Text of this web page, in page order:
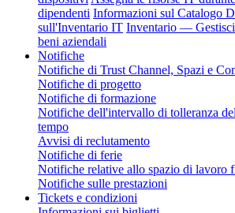
dipendenti Informazioni sul Catalogo
sull'Inventario IT Inventario —
beni aziendali
Notifiche
Notifiche di Trust Channel, Spazi e
Notifiche di progetto
Notifiche di formazione
Notifiche dell'intervallo di tolleranza
tempo
Avvisi di reclutamento
Notifiche di ferie
Notifiche relative allo spazio di lavoro
Notifiche sulle prestazioni
Tickets e condizioni